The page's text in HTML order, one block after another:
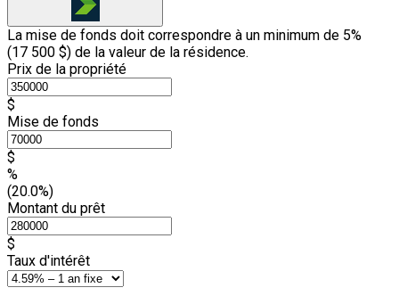
La mise de fonds doit correspondre à un minimum de 5%
(17 500 $) de la valeur de la résidence.
Prix de la propriété
$
Mise de fonds
$
%
(20.0%)
Montant du prêt
$
Taux d'intérêt